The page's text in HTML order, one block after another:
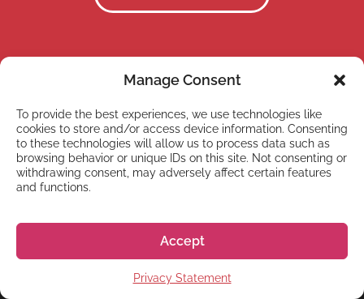
Manage Consent
To provide the best experiences, we use technologies like
cookies to store and/or access device information. Consenting
to these technologies will allow us to process data such as
browsing behavior or unique IDs on this site. Not consenting or
withdrawing consent, may adversely affect certain features
and functions.
Accept
Privacy Statement
CALCULADORA
Calculadora del coste de
Descubre más